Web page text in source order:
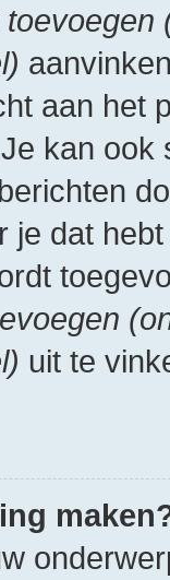
aan het
kan
je dat
uit te